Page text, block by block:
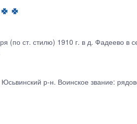
(по ст. стилю) 1910 г. в д. Фадеево
р-н. Воинское звание: